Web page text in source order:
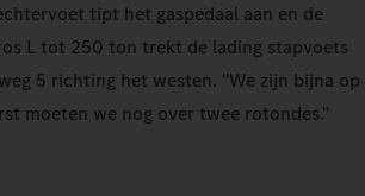
tipt het gaspedaal aan en de
L tot 250 ton trekt de lading stapvoets
5 richting het westen. "We zijn bijna op
moeten we nog over twee rotondes."